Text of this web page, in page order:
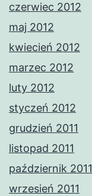
czerwiec 2012
maj 2012
kwiecień 2012
marzec 2012
luty 2012
styczeń 2012
grudzień 2011
listopad 2011
październik 2011
wrzesień 2011